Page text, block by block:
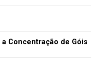
Concentração de Góis